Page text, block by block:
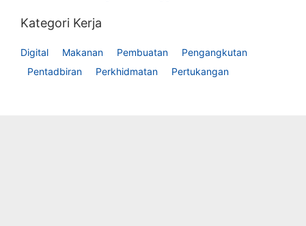
Kategori Kerja
Digital Makanan Pembuatan
Pengangkutan
Pentadbiran
Perkhidmatan Pertukangan